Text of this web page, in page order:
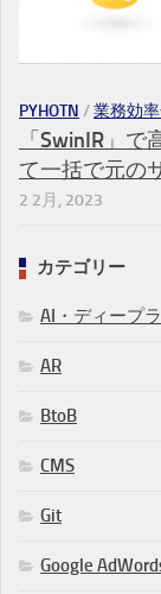
PYHOTN /業務効
「SwinIR」
て一括で元の
2 2月, 2023
カテゴリー
AI・ディープ
AR
BtoB
CMS
Git
Google